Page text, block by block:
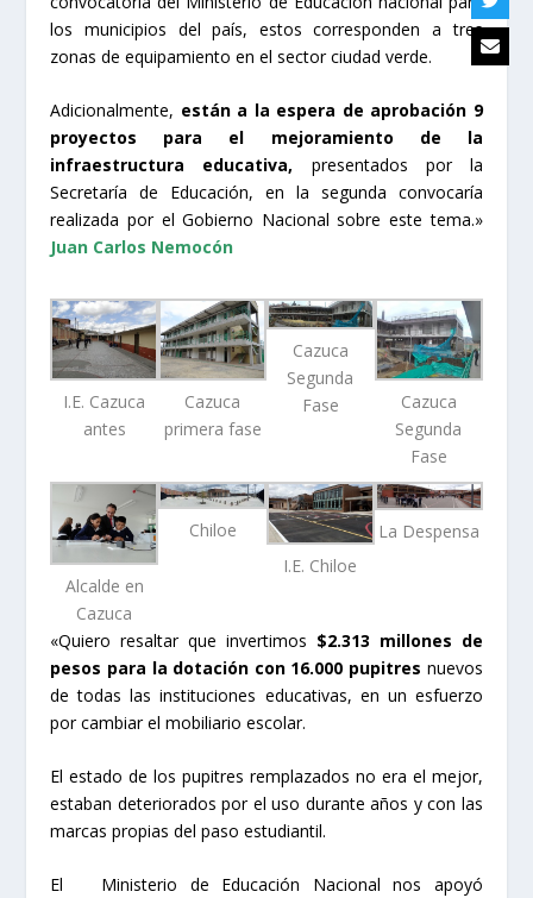
los municipios del país, estos corresponden a tres
zonas de equipamiento en el sector ciudad verde.
Adicionalmente, están a la espera de aprobación 9
proyectos para el mejoramiento de la
infraestructura educativa, presentados por la
Secretaría de Educación, en la segunda convocaría
realizada por el Gobierno Nacional sobre este tema.»
Juan Carlos Nemocón
I.E. Cazuca
antes
Cazuca
primera fase
Cazuca
Segunda
Fase
Cazuca
Segunda
Fase
Alcalde en
Cazuca
Chiloe
I.E. Chiloe
La Despensa
«Quiero resaltar que invertimos $2.313 millones de
pesos para la dotación con 16.000 pupitres nuevos
de todas las instituciones educativas, en un esfuerzo
por cambiar el mobiliario escolar.
El estado de los pupitres remplazados no era el mejor,
estaban deteriorados por el uso durante años y con las
marcas propias del paso estudiantil.
El Ministerio de Educación Nacional nos apoyó